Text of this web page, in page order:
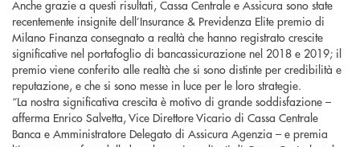
Anche grazie a questi risultati, Cassa Centrale e Assicura sono state
recentemente insignite dell’Insurance & Previdenza Elite premio di
Milano Finanza consegnato a realtà che hanno registrato crescite
significative nel portafoglio di bancassicurazione nel 2018 e 2019; il
premio viene conferito alle realtà che si sono distinte per credibilità e
reputazione, e che si sono messe in luce per le loro strategie.
“La nostra significativa crescita è motivo di grande soddisfazione –
afferma Enrico Salvetta, Vice Direttore Vicario di Cassa Centrale
Banca e Amministratore Delegato di Assicura Agenzia – e premia